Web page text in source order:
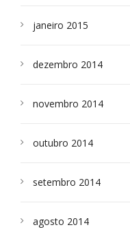
janeiro 2015
dezembro 2014
novembro 2014
outubro 2014
setembro 2014
agosto 2014